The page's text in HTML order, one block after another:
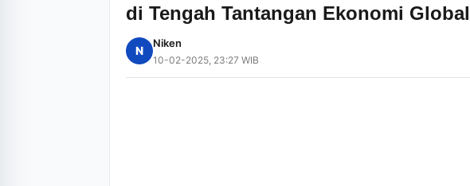
di Tengah Tantangan Ekonomi Global
N
Niken
10-02-2025, 23:27 WIB